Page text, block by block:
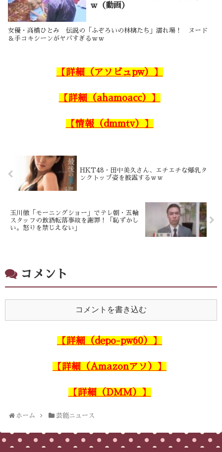
ｗ（動画）
女優・高橋ひとみ 伝説の「ふぞろいの林檎たち」濡れ場！ ヌード
＆手コキシーンがヤバすぎるｗｗ
【詳細（アソビュpw）】
【詳細（ahamoacc）】
【情報（dmmtv）】
HKT48・田中美久さん、エチエチな爆乳タ
ンクトップ姿を披露するｗｗ
玉川徹「モーニングショー」でテレ朝・五輪
スタッフの飲酒転落事故を謝罪！「恥ずかし
い。怒りを禁じえない」
コメント
コメントを書き込む
【詳細（depo-pw60）】
【詳細（Amazonアソ）】
【詳細（DMM）】
ホーム 芸能ニュース